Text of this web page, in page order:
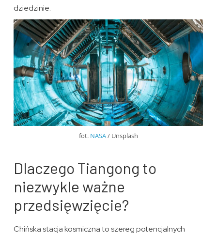
dziedzinie.
fot. NASA/ Unsplash
Dlaczego Tiangong to
niezwykle ważne
przedsięwzięcie?
Chińska stacja kosmiczna to szereg potencjalnych